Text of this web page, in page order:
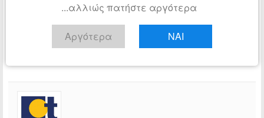
...αλλιώς πατήστε αργότερα
Αργότερα ΝΑΙ